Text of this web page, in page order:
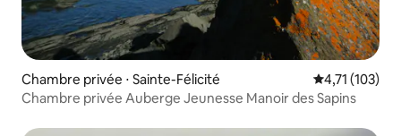
Chambre privée ⋅ Sainte-Félicité Évaluation
4,71 (103)
Chambre privée Auberge Jeunesse Manoir des Sapins